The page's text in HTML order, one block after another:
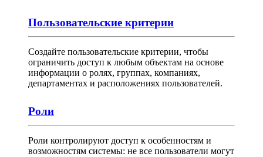
Пользовательские критерии
Создайте пользовательские критерии, чтобы
ограничить доступ к любым объектам на основе
информации о ролях, группах, компаниях,
департаментах и расположениях пользователей.
Роли
Роли контролируют доступ к особенностям и
возможностям системы: не все пользователи могут